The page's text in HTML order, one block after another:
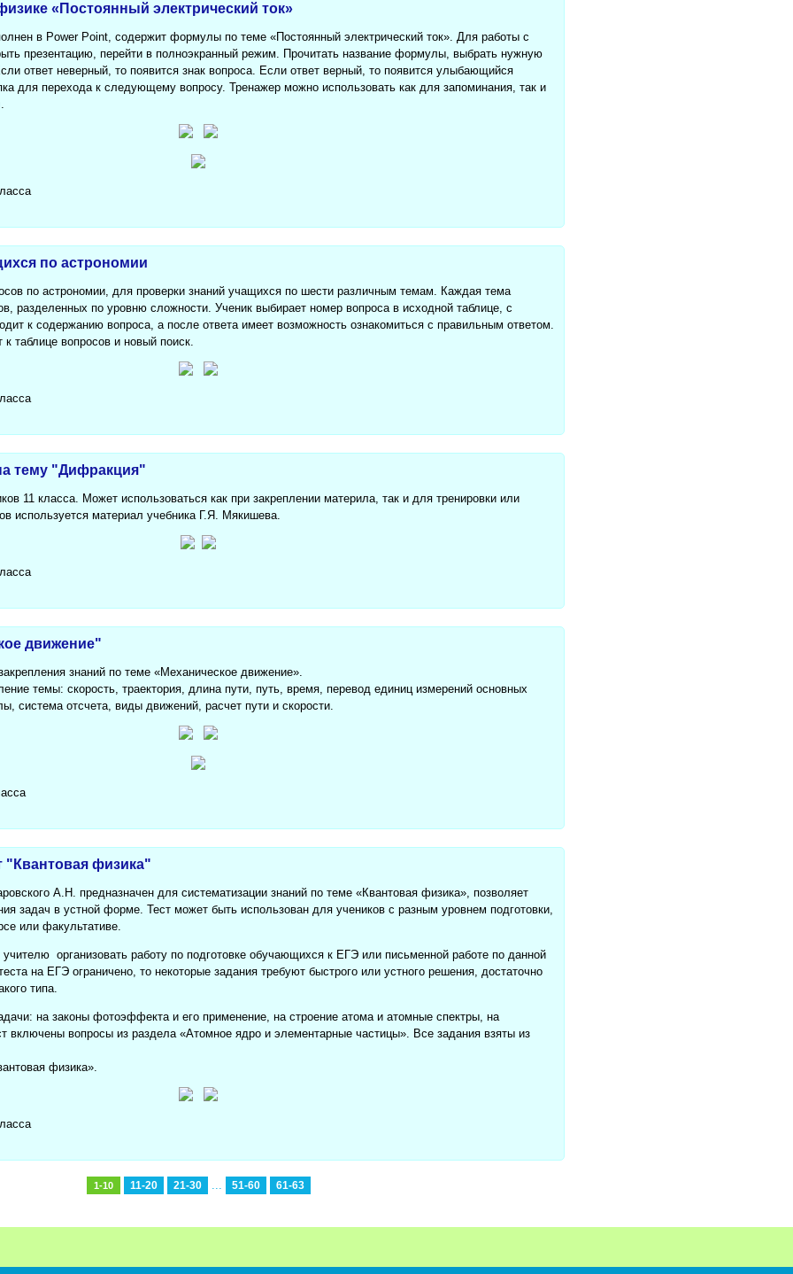
«Постоянный электрический ток»
в Power Point, содержит формулы по теме «Постоянный электрический ток». Для работы с
презентацию, перейти в полноэкранный режим. Прочитать название формулы, выбрать нужную
ответ неверный, то появится знак вопроса. Если ответ верный, то появится улыбающийся
для перехода к следующему вопросу. Тренажер можно использовать как для запоминания, так и
по астрономии
по астрономии, для проверки знаний учащихся по шести различным темам. Каждая тема
разделенных по уровню сложности. Ученик выбирает номер вопроса в исходной таблице, с
к содержанию вопроса, а после ответа имеет возможность ознакомиться с правильным ответом.
таблице вопросов и новый поиск.
тему "Дифракция"
11 класса. Может использоваться как при закреплении материла, так и для тренировки или
используется материал учебника Г.Я. Мякишева.
движение"
знаний по теме «Механическое движение».
темы: скорость, траектория, длина пути, путь, время, перевод единиц измерений основных
система отсчета, виды движений, расчет пути и скорости.
"Квантовая физика"
А.Н. предназначен для систематизации знаний по теме «Квантовая физика», позволяет
задач в устной форме. Тест может быть использован для учеников с разным уровнем подготовки,
или факультативе.
организовать работу по подготовке обучающихся к ЕГЭ или письменной работе по данной
на ЕГЭ ограничено, то некоторые задания требуют быстрого или устного решения, достаточно
типа.
на законы фотоэффекта и его применение, на строение атома и атомные спектры, на
включены вопросы из раздела «Атомное ядро и элементарные частицы». Все задания взяты из
физика».
1-10 11-20 21-30 ... 51-60 61-63